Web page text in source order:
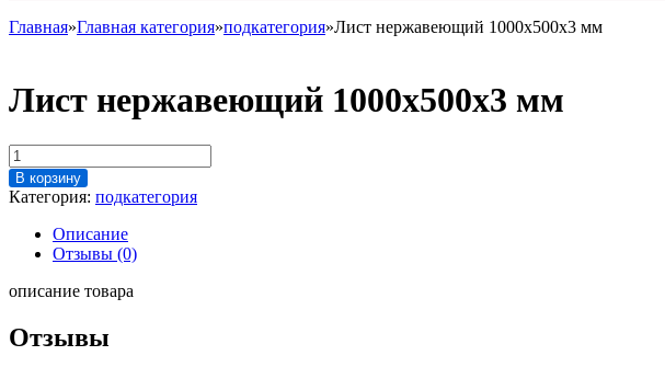
Главная»Главная категория»подкатегория»Лист нержавеющий 1000х500х3 мм
Лист нержавеющий 1000х500х3 мм
Количество
товара
Лист
нержавеющий
1000х500х3
В корзину
Категория: подкатегория
Описание
Отзывы (0)
описание товара
Отзывы